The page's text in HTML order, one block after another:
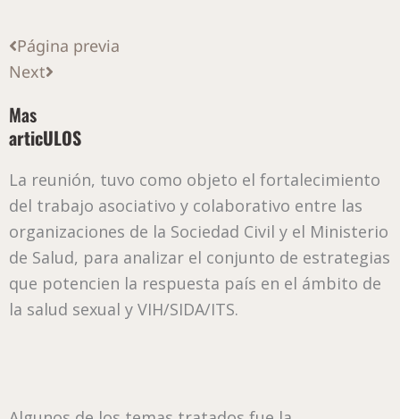
Ant
Página previa
Next
Siguiente
Mas
articULOS
La reunión, tuvo como objeto el fortalecimiento
del trabajo asociativo y colaborativo entre las
organizaciones de la Sociedad Civil y el Ministerio
de Salud, para analizar el conjunto de estrategias
que potencien la respuesta país en el ámbito de
la salud sexual y VIH/SIDA/ITS.